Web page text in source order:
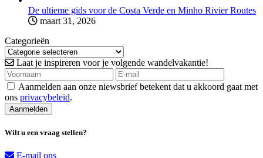
De ultieme gids voor de Costa Verde en Minho Rivier Routes
maart 31, 2026
Categorieën
Laat je inspireren voor je volgende wandelvakantie!
Aanmelden aan onze niewsbrief betekent dat u akkoord gaat met
ons privacybeleid.
Wilt u een vraag stellen?
E-mail ons